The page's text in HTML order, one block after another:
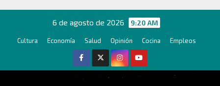
contenido
6 de agosto de 2026 9:20 AM
Cultura Economía Salud Opinión Cocina Empleos